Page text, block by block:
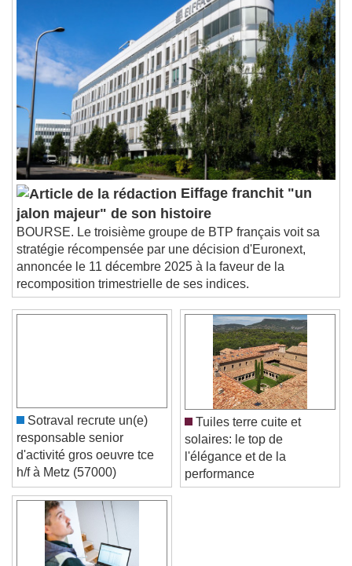
descriptions off, selected
Subtitles
subtitles settings, opens subtitles
settings dialog
subtitles off, selected
Audio Track
Picture-in-Picture
Fullscreen
This is a modal window.
Beginning of dialog window. Escape will cancel
and close the window.
Text
Color Opacity
Text Background
Caption Area Background
Font Size
Text Edge Style
Font Family
Eiffage franchit "un
jalon majeur" de son histoire
BOURSE. Le troisième groupe de BTP français voit sa
stratégie récompensée par une décision d'Euronext,
annoncée le 11 décembre 2025 à la faveur de la
recomposition trimestrielle de ses indices.
Sotraval recrute un(e)
responsable senior
d'activité gros oeuvre tce
h/f à Metz (57000)
Tuiles terre cuite et
solaires: le top de
l'élégance et de la
performance